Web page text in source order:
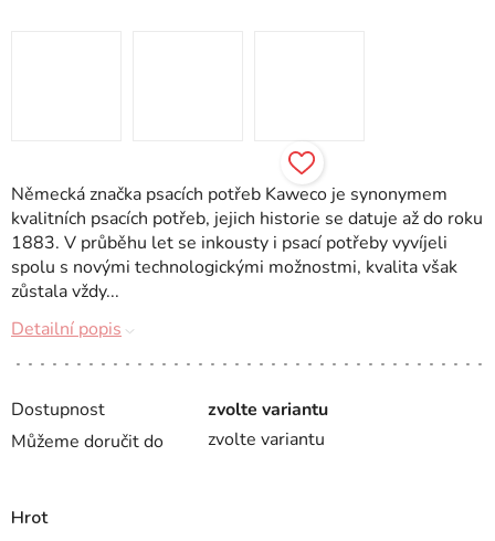
Dostupnost
zvolte variantu
Můžeme doručit do
zvolte variantu
Hrot
Německá značka psacích potřeb Kaweco je synonymem
kvalitních psacích potřeb, jejich historie se datuje až do roku
1883. V průběhu let se inkousty i psací potřeby vyvíjeli
spolu s novými technologickými možnostmi, kvalita však
zůstala vždy...
Detailní popis